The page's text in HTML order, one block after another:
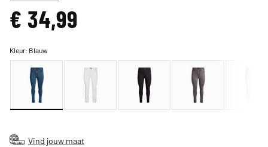
€ 34,99
Kleur: Blauw
Vind jouw maat